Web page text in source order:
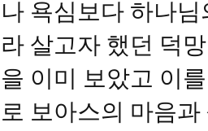
나 욕심보다 하나
라 살고자 했던 덕
을 이미 보았고 이
로 보아스의 마음